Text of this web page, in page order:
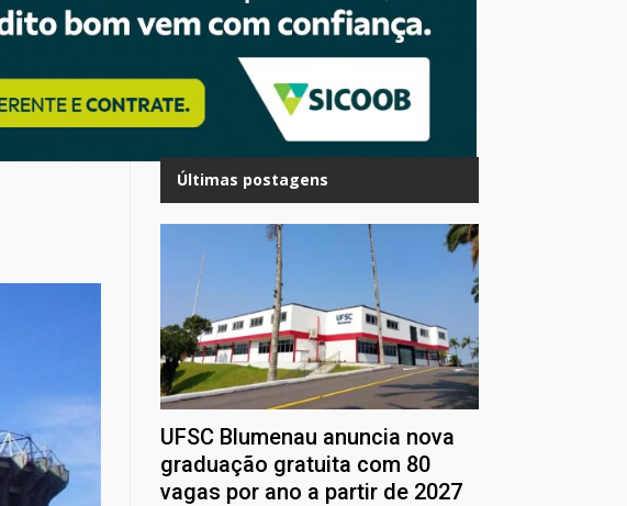
Últimas postagens
UFSC Blumenau anuncia nova
graduação gratuita com 80
vagas por ano a partir de 2027